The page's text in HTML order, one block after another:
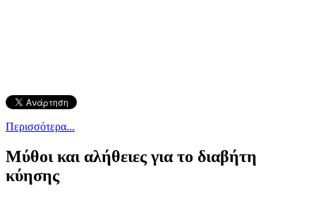
Περισσότερα...
Μύθοι και αλήθειες για το διαβήτη
κύησης